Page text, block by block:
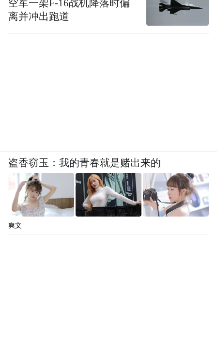
空军一架F-16战机降落时偏
离并冲出跑道
盗香窃玉：我的青春就是赌出来的
爽文